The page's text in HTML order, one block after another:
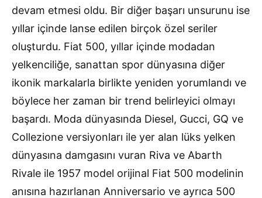
devam etmesi oldu. Bir diğer başarı unsurunu ise
yıllar içinde lanse edilen birçok özel seriler
oluşturdu. Fiat 500, yıllar içinde modadan
yelkenciliğe, sanattan spor dünyasına diğer
ikonik markalarla birlikte yeniden yorumlandı ve
böylece her zaman bir trend belirleyici olmayı
başardı. Moda dünyasında Diesel, Gucci, GQ ve
Collezione versiyonları ile yer alan lüks yelken
dünyasına damgasını vuran Riva ve Abarth
Rivale ile 1957 model orijinal Fiat 500 modelinin
anısına hazırlanan Anniversario ve ayrıca 500